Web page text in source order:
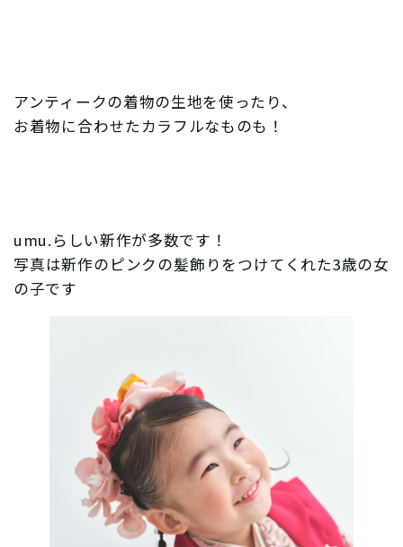
アンティークの着物の生地を使ったり、
お着物に合わせたカラフルなものも！
umu.らしい新作が多数です！
写真は新作のピンクの髪飾りをつけてくれた3歳の女
の子です